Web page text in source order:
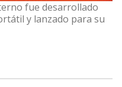
fue desarrollado
y lanzado para su